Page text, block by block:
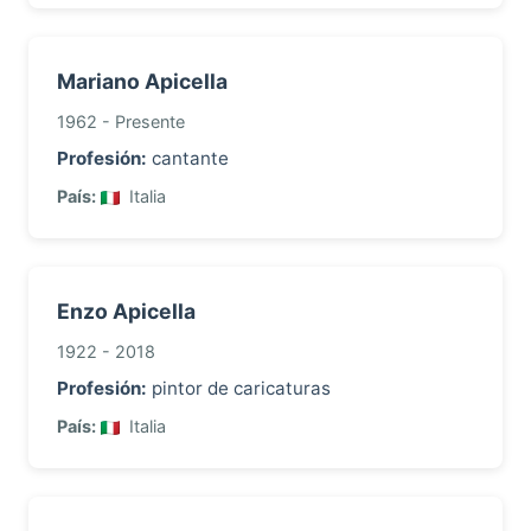
Mariano Apicella
1962 - Presente
Profesión: cantante
País: Italia
Enzo Apicella
1922 - 2018
Profesión: pintor de caricaturas
País: Italia